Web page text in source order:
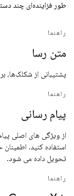
طور فزاینده‌ای چند
راهنما
متن رسا
پشتیبانی از شکلک‌ها،
راهنما
پیام رسانی
استفاده کنید.
تحویل داده می شود.
راهنما